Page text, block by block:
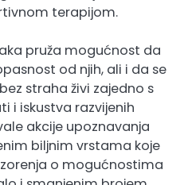
terapijom.
pruža mogućnost da
od njih, ali i da se
straha živi zajedno s
i iskustva razvijenih
akcije upoznavanja
biljnim vrstama koje
o mogućnostima